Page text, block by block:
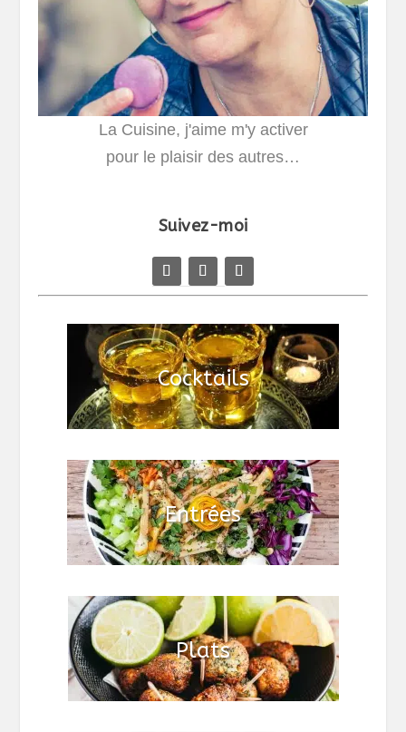
La Cuisine, j'aime m'y activer
pour le plaisir des autres…
Suivez-moi